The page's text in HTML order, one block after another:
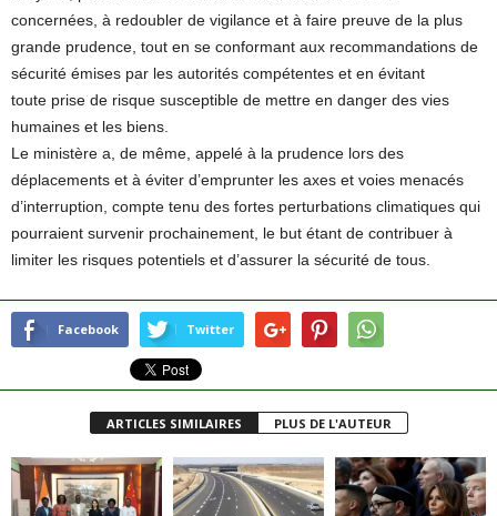
concernées, à redoubler de vigilance et à faire preuve de la plus
grande prudence, tout en se conformant aux recommandations de
sécurité émises par les autorités compétentes et en évitant
toute prise de risque susceptible de mettre en danger des vies
humaines et les biens.
Le ministère a, de même, appelé à la prudence lors des
déplacements et à éviter d’emprunter les axes et voies menacés
d’interruption, compte tenu des fortes perturbations climatiques qui
pourraient survenir prochainement, le but étant de contribuer à
limiter les risques potentiels et d’assurer la sécurité de tous.
Facebook Twitter
ARTICLES SIMILAIRES PLUS DE L'AUTEUR